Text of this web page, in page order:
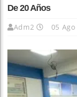
De 20 Años
Adm2 05